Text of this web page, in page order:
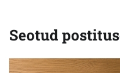
Seotud